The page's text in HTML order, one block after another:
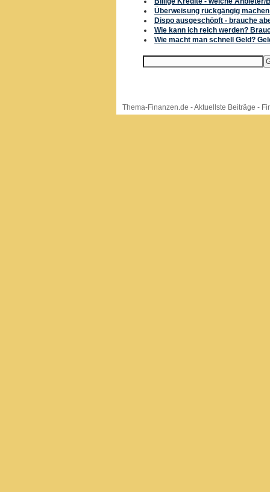
Überweisung rückgängig
Dispo ausgeschöpft - brauche
Wie kann ich reich werden?
Wie macht man schnell Geld?
Thema-Finanzen.de -Aktuellste Beiträge -